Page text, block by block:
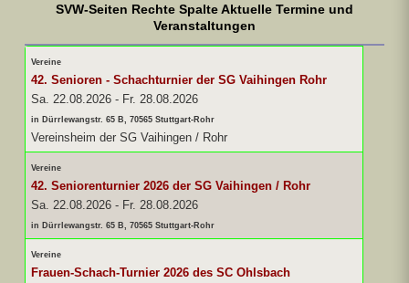
SVW-Seiten Rechte Spalte Aktuelle Termine und
Veranstaltungen
Vereine
42. Senioren - Schachturnier der SG Vaihingen Rohr
Sa. 22.08.2026 - Fr. 28.08.2026
in Dürrlewangstr. 65 B, 70565 Stuttgart-Rohr
Vereinsheim der SG Vaihingen / Rohr
Vereine
42. Seniorenturnier 2026 der SG Vaihingen / Rohr
Sa. 22.08.2026 - Fr. 28.08.2026
in Dürrlewangstr. 65 B, 70565 Stuttgart-Rohr
Vereine
Frauen-Schach-Turnier 2026 des SC Ohlsbach